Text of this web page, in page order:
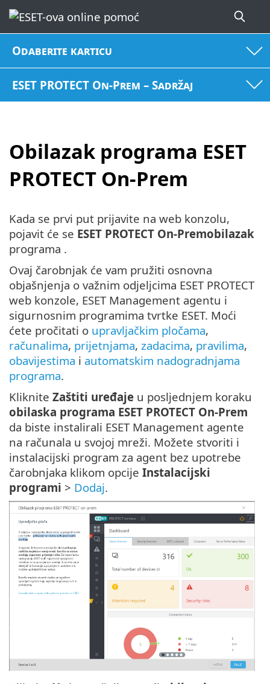
Odaberite karticu
ESET PROTECT On-Prem – Sadržaj
Obilazak programa ESET
PROTECT On-Prem
Kada se prvi put prijavite na web konzolu,
pojavit će se ESET PROTECT On-Premobilazak
programa .
Ovaj čarobnjak će vam pružiti osnovna
objašnjenja o važnim odjeljcima ESET PROTECT
web konzole, ESET Management agentu i
sigurnosnim programima tvrtke ESET. Moći
ćete pročitati o upravljačkim pločama,
računalima, prijetnjama, zadacima, pravilima,
obavijestima i automatskim nadogradnjama
programa.
Kliknite Zaštiti uređaje u posljednjem koraku
obilaska programa ESET PROTECT On-Prem
da biste instalirali ESET Management agente
na računala u svojoj mreži. Možete stvoriti i
instalacijski program za agent bez upotrebe
čarobnjaka klikom opcije Instalacijski
programi > Dodaj.